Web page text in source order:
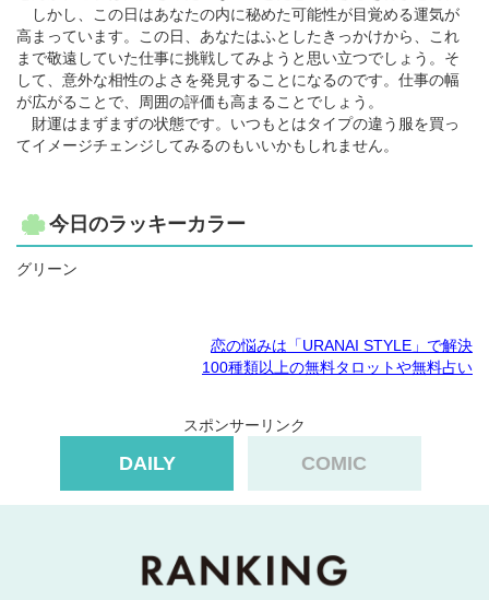
しかし、この日はあなたの内に秘めた可能性が目覚める運気が
高まっています。この日、あなたはふとしたきっかけから、これ
まで敬遠していた仕事に挑戦してみようと思い立つでしょう。そ
して、意外な相性のよさを発見することになるのです。仕事の幅
が広がることで、周囲の評価も高まることでしょう。
財運はまずまずの状態です。いつもとはタイプの違う服を買っ
てイメージチェンジしてみるのもいいかもしれません。
今日のラッキーカラー
グリーン
恋の悩みは「URANAI STYLE」で解決
100種類以上の無料タロットや無料占い
スポンサーリンク
DAILY COMIC